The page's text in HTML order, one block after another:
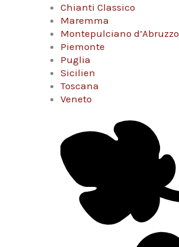
Chianti Classico
Maremma
Montepulciano d’Abruzzo
Piemonte
Puglia
Sicilien
Toscana
Veneto